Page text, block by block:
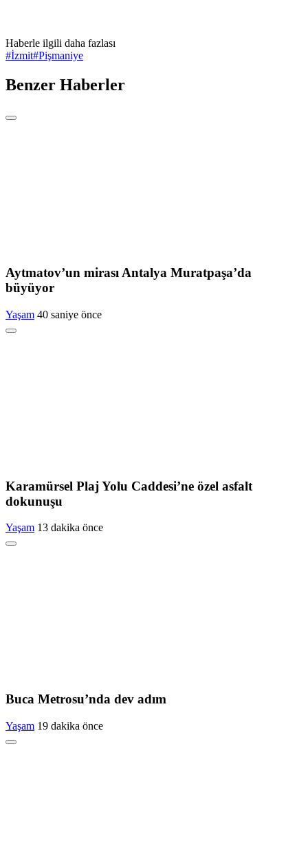
Haberle ilgili daha fazlası
#İzmit#Pişmaniye
Benzer Haberler
Aytmatov’un mirası Antalya Muratpaşa’da
büyüyor
Yaşam 40 saniye önce
Karamürsel Plaj Yolu Caddesi’ne özel asfalt
dokunuşu
Yaşam 13 dakika önce
Buca Metrosu’nda dev adım
Yaşam 19 dakika önce